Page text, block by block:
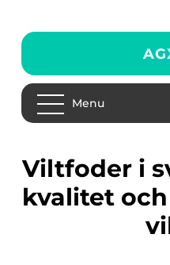
Menu
Viltfoder i sveg kunskap,
kvalitet